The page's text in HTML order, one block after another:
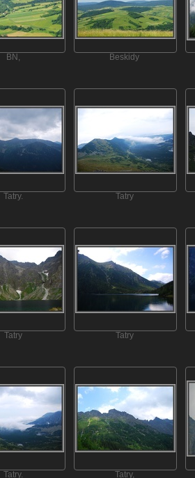
BN, Beskidy
Tatry. Tatry
Tatry Tatry
Tatry. Tatry,